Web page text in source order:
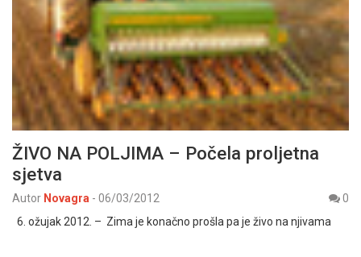
ŽIVO NA POLJIMA – Počela proljetna
sjetva
Autor Novagra - 06/03/2012
0
6. ožujak 2012. – Zima je konačno prošla pa je živo na njivama